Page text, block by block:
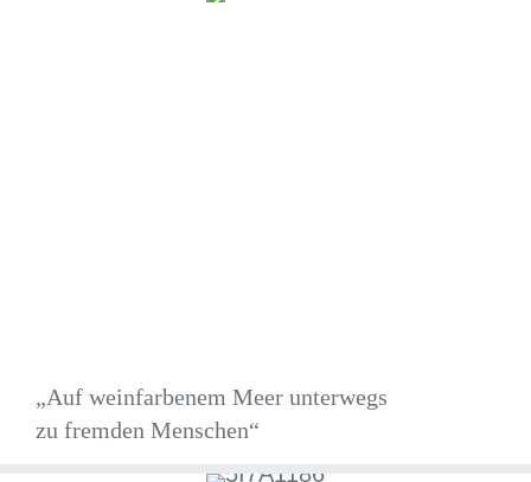
„Auf weinfarbenem Meer unterwegs
zu fremden Menschen“